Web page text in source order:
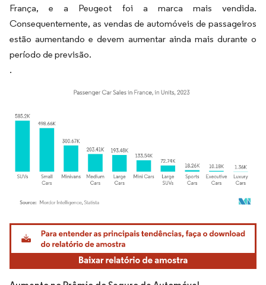
França, e a Peugeot foi a marca mais vendida.
Consequentemente, as vendas de automóveis de passageiros
estão aumentando e devem aumentar ainda mais durante o
período de previsão.
.
Imagem © Mordor Intelligence. O reuso requer atribuição conforme CC BY 4.0.